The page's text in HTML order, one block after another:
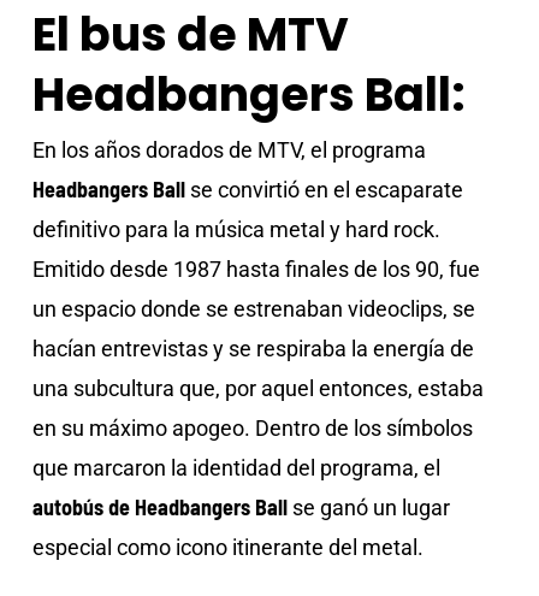
El bus de MTV
Headbangers Ball:
En los años dorados de MTV, el programa
Headbangers Ballse convirtió en el escaparate
definitivo para la música metal y hard rock.
Emitido desde 1987 hasta finales de los 90, fue
un espacio donde se estrenaban videoclips, se
hacían entrevistas y se respiraba la energía de
una subcultura que, por aquel entonces, estaba
en su máximo apogeo. Dentro de los símbolos
que marcaron la identidad del programa, el
autobús de Headbangers Ballse ganó un lugar
especial como icono itinerante del metal.